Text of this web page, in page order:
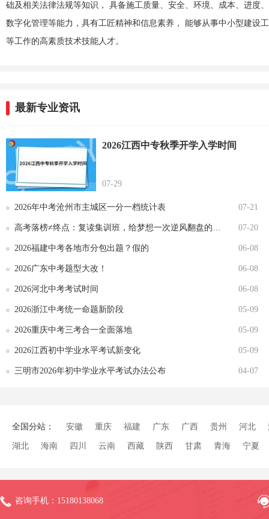
础及相关法律法规等知识， 具备施工质量、安全、环境、成本、进度
数字化管理等能力，具有工匠精神和信息素养， 能够从事中小型建设
等工作的高素质技术技能人才。
最新专业资讯
2026江西中专秋季开学入学时间
07-29
2026年中考沧州市主城区一分一档统计表 07-21
高考落榜≠终点：复读集训班，给梦想一次逆风翻盘的机会 07-20
2026福建中考各地市分包出题？假的 06-08
2026广东中考题型大改！ 06-08
2026河北中考考试时间 06-08
2026浙江中考统一命题新阶段 05-09
2026重庆中考三考合一全面落地 05-09
2026江西初中学业水平考试新变化 05-09
三明市2026年初中学业水平考试办法公布 04-07
全国分站： 安徽 重庆 福建 广东 广西 贵州 河北
湖北 海南 四川 云南 西藏 陕西 甘肃 青海 宁夏
咨询手机：15180138068